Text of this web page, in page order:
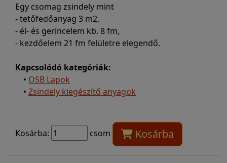
Egy csomag zsindely mint
- tetőfedőanyag 3 m2,
- él- és gerincelem kb. 8 fm,
- kezdőelem 21 fm felületre elegendő.
Kapcsolódó kategóriák:
• OSB Lapok
• Zsindely kiegészítő anyagok
Kosárba: csom Kosárba